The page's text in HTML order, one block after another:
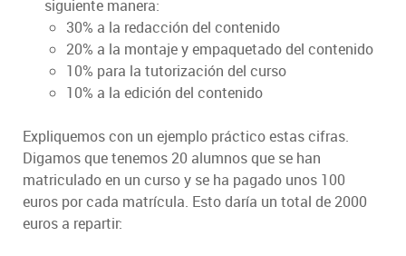
siguiente manera:
30% a la redacción del contenido
20% a la montaje y empaquetado del contenido
10% para la tutorización del curso
10% a la edición del contenido
Expliquemos con un ejemplo práctico estas cifras.
Digamos que tenemos 20 alumnos que se han
matriculado en un curso y se ha pagado unos 100
euros por cada matrícula. Esto daría un total de 2000
euros a repartir: